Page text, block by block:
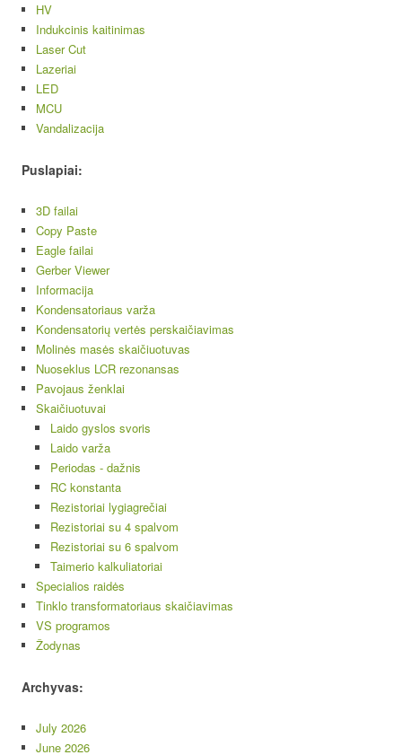
HV
Indukcinis kaitinimas
Laser Cut
Lazeriai
LED
MCU
Vandalizacija
Puslapiai:
3D failai
Copy Paste
Eagle failai
Gerber Viewer
Informacija
Kondensatoriaus varža
Kondensatorių vertės perskaičiavimas
Molinės masės skaičiuotuvas
Nuoseklus LCR rezonansas
Pavojaus ženklai
Skaičiuotuvai
Laido gyslos svoris
Laido varža
Periodas - dažnis
RC konstanta
Rezistoriai lygiagrečiai
Rezistoriai su 4 spalvom
Rezistoriai su 6 spalvom
Taimerio kalkuliatoriai
Specialios raidės
Tinklo transformatoriaus skaičiavimas
VS programos
Žodynas
Archyvas:
July 2026
June 2026